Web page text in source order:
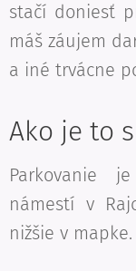
stačí doniesť
máš záujem
a iné trvácne
Ako je to
Parkovanie
námestí v
nižšie v mapke.